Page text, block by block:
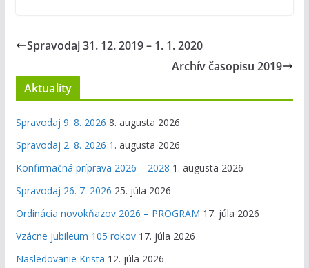
Spravodaj 31. 12. 2019 – 1. 1. 2020
Archív časopisu 2019
Aktuality
Spravodaj 9. 8. 2026 8. augusta 2026
Spravodaj 2. 8. 2026 1. augusta 2026
Konfirmačná príprava 2026 – 2028 1. augusta 2026
Spravodaj 26. 7. 2026 25. júla 2026
Ordinácia novokňazov 2026 – PROGRAM 17. júla 2026
Vzácne jubileum 105 rokov 17. júla 2026
Nasledovanie Krista 12. júla 2026